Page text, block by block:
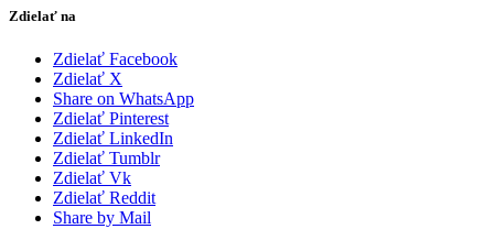
Zdielať na
Zdielať Facebook
Zdielať X
Share on WhatsApp
Zdielať Pinterest
Zdielať LinkedIn
Zdielať Tumblr
Zdielať Vk
Zdielať Reddit
Share by Mail